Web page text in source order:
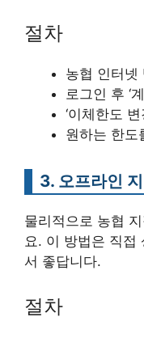
절차
농협 인터넷
로그인 후 ‘
‘이체한도
원하는 한도
3. 오프라인
물리적으로 농협
요. 이 방법은 직접
서 좋답니다.
절차